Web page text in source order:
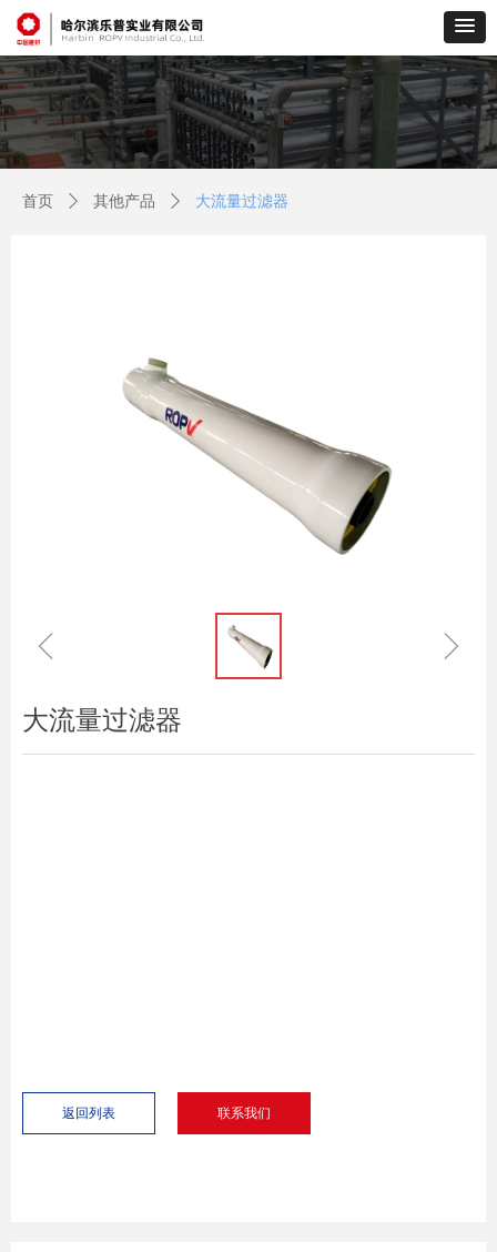
首页 ꄲ 其他产品 ꄲ 大流量过滤器
ꁆ ꁇ
大流量过滤器
返回列表 联系我们